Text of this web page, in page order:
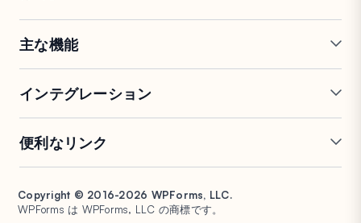
主な機能
条件付きロジック
会話型フォーム
フォームランディングページ
エントリー管理
フォーム放棄
フォーム通知
PDF生成
署名フォーム
スパム保護
アンケートと投票
インテグレーション
Google Sheets
Salesforce
HubSpot
Google ドライブ
Stripe
PayPal
Square
便利なリンク
ドキュメント
プランと料金
WPConsent
Universally
Copyright © 2016-2026 WPForms, LLC.
WPForms は WPForms, LLC の商標です。